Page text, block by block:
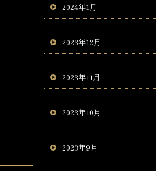
2024年1月
2023年12月
2023年11月
2023年10月
2023年9月